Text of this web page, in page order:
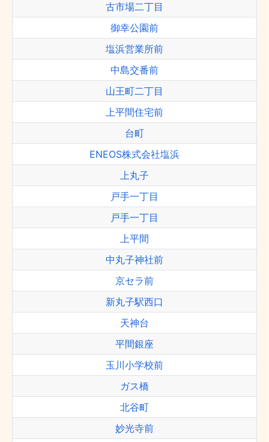
古市場二丁目
御幸公園前
塩浜営業所前
中島交番前
山王町二丁目
上平間住宅前
台町
ENEOS株式会社塩浜
上丸子
戸手一丁目
戸手一丁目
上平間
中丸子神社前
京セラ前
新丸子駅西口
天神台
平間銀座
玉川小学校前
ガス橋
北谷町
妙光寺前